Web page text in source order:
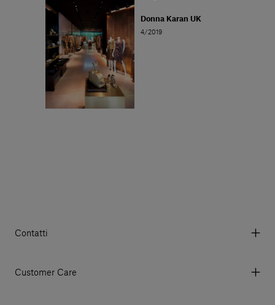
Donna Karan UK
4/2019
Contatti
© 2026 Salvatori
Customer Care